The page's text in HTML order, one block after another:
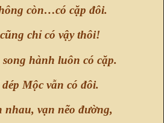
còn…có cặp đôi.
chỉ có vậy thôi!
hành luôn có cặp.
Mộc vẫn có đôi.
nhau, vạn nẽo đường,